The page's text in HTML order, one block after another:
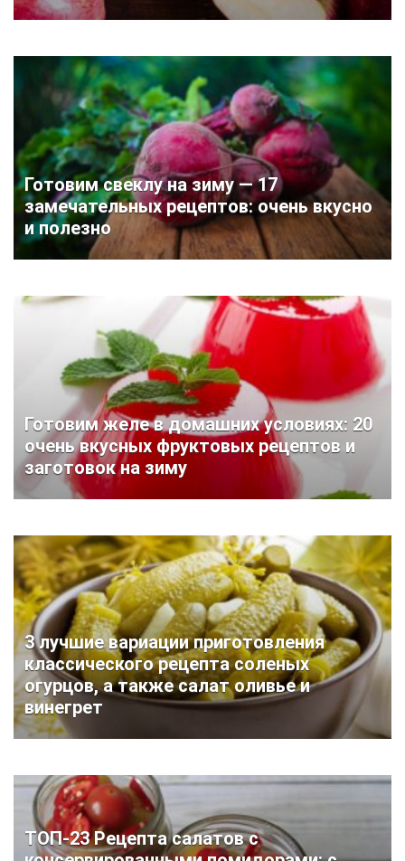
Готовим свеклу на зиму — 17
замечательных рецептов: очень вкусно
и полезно
Готовим желе в домашних условиях: 20
очень вкусных фруктовых рецептов и
заготовок на зиму
3 лучшие вариации приготовления
классического рецепта соленых
огурцов, а также салат оливье и
винегрет
ТОП-23 Рецепта салатов с